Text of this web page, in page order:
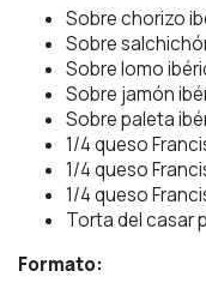
Sobre chorizo
Sobre
Sobre lomo
Sobre jamón
Sobre paleta
1/4 queso
1/4 queso
1/4 queso
Torta del casar
Formato: